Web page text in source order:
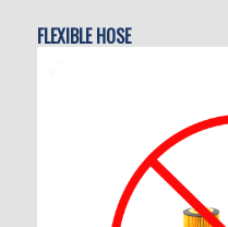
FLEXIBLE HOSE